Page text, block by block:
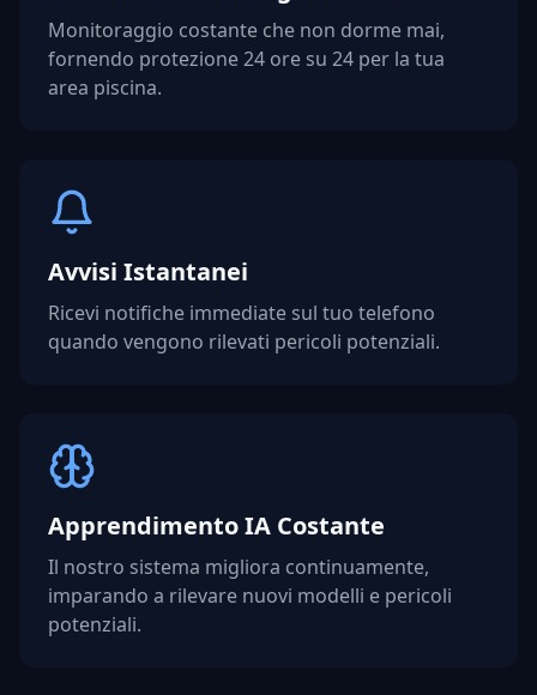
Monitoraggio costante che non dorme mai,
fornendo protezione 24 ore su 24 per la tua
area piscina.
Avvisi Istantanei
Ricevi notifiche immediate sul tuo telefono
quando vengono rilevati pericoli potenziali.
Apprendimento IA Costante
Il nostro sistema migliora continuamente,
imparando a rilevare nuovi modelli e pericoli
potenziali.